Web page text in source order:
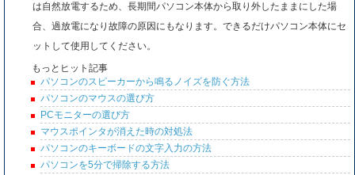
は自然放電するため、長期間パソコン本体から取り外したままにした場
合、過放電になり故障の原因にもなります。できるだけパソコン本体にセ
ットして使用してください。
もっとヒット記事
パソコンのスピーカーから鳴るノイズを防ぐ方法
パソコンのマウスの選び方
PCモニターの選び方
マウスポインタが消えた時の対処法
パソコンのキーボードの文字入力の方法
パソコンを5分で掃除する方法